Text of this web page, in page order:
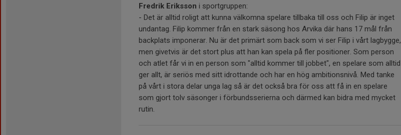
Fredrik Eriksson i sportgruppen:
- Det är alltid roligt att kunna välkomna spelare tillbaka till oss och Filip är inget
undantag. Filip kommer från en stark säsong hos Arvika där hans 17 mål från
backplats imponerar. Nu är det primärt som back som vi ser Filip i vårt lagbygge,
men givetvis är det stort plus att han kan spela på fler positioner. Som person
och atlet får vi in en person som "alltid kommer till jobbet", en spelare som alltid
ger allt, är seriös med sitt idrottande och har en hög ambitionsnivå. Med tanke
på vårt i stora delar unga lag så är det också bra för oss att få in en spelare
som gjort tolv säsonger i förbundsserierna och därmed kan bidra med mycket
rutin.